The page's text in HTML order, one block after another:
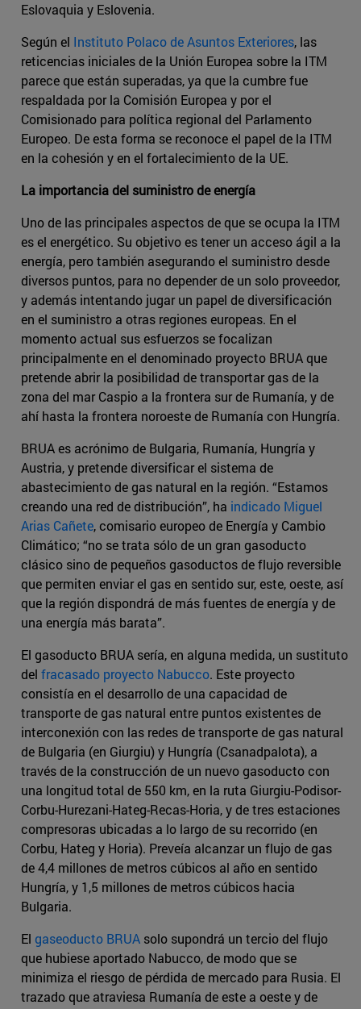
Eslovaquia y Eslovenia.
Según el Instituto Polaco de Asuntos Exteriores, las
reticencias iniciales de la Unión Europea sobre la ITM
parece que están superadas, ya que la cumbre fue
respaldada por la Comisión Europea y por el
Comisionado para política regional del Parlamento
Europeo. De esta forma se reconoce el papel de la ITM
en la cohesión y en el fortalecimiento de la UE.
La importancia del suministro de energía
Uno de las principales aspectos de que se ocupa la ITM
es el energético. Su objetivo es tener un acceso ágil a la
energía, pero también asegurando el suministro desde
diversos puntos, para no depender de un solo proveedor,
y además intentando jugar un papel de diversificación
en el suministro a otras regiones europeas. En el
momento actual sus esfuerzos se focalizan
principalmente en el denominado proyecto BRUA que
pretende abrir la posibilidad de transportar gas de la
zona del mar Caspio a la frontera sur de Rumanía, y de
ahí hasta la frontera noroeste de Rumanía con Hungría.
BRUA es acrónimo de Bulgaria, Rumanía, Hungría y
Austria, y pretende diversificar el sistema de
abastecimiento de gas natural en la región. “Estamos
creando una red de distribución”, ha indicado Miguel
Arias Cañete, comisario europeo de Energía y Cambio
Climático; “no se trata sólo de un gran gasoducto
clásico sino de pequeños gasoductos de flujo reversible
que permiten enviar el gas en sentido sur, este, oeste, así
que la región dispondrá de más fuentes de energía y de
una energía más barata”.
El gasoducto BRUA sería, en alguna medida, un sustituto
del fracasado proyecto Nabucco. Este proyecto
consistía en el desarrollo de una capacidad de
transporte de gas natural entre puntos existentes de
interconexión con las redes de transporte de gas natural
de Bulgaria (en Giurgiu) y Hungría (Csanadpalota), a
través de la construcción de un nuevo gasoducto con
una longitud total de 550 km, en la ruta Giurgiu-Podisor-
Corbu-Hurezani-Hateg-Recas-Horia, y de tres estaciones
compresoras ubicadas a lo largo de su recorrido (en
Corbu, Hateg y Horia). Preveía alcanzar un flujo de gas
de 4,4 millones de metros cúbicos al año en sentido
Hungría, y 1,5 millones de metros cúbicos hacia
Bulgaria.
El gaseoducto BRUA solo supondrá un tercio del flujo
que hubiese aportado Nabucco, de modo que se
minimiza el riesgo de pérdida de mercado para Rusia. El
trazado que atraviesa Rumanía de este a oeste y de